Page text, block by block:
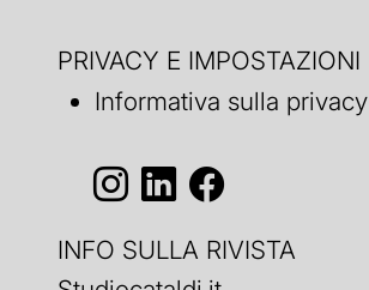
PRIVACY E IMPOSTAZIONI
Informativa sulla privacy
INFO SULLA RIVISTA